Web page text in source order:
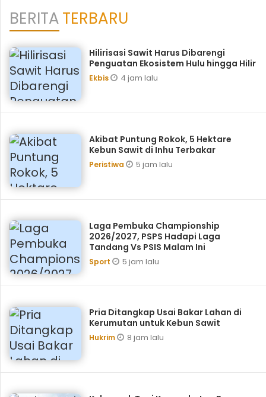
BERITATERBARU
Hilirisasi Sawit Harus Dibarengi
Penguatan Ekosistem Hulu hingga Hilir
Ekbis 4 jam lalu
Akibat Puntung Rokok, 5 Hektare
Kebun Sawit di Inhu Terbakar
Peristiwa 5 jam lalu
Laga Pembuka Championship
2026/2027, PSPS Hadapi Laga
Tandang Vs PSIS Malam Ini
Sport 5 jam lalu
Pria Ditangkap Usai Bakar Lahan di
Kerumutan untuk Kebun Sawit
Hukrim 8 jam lalu